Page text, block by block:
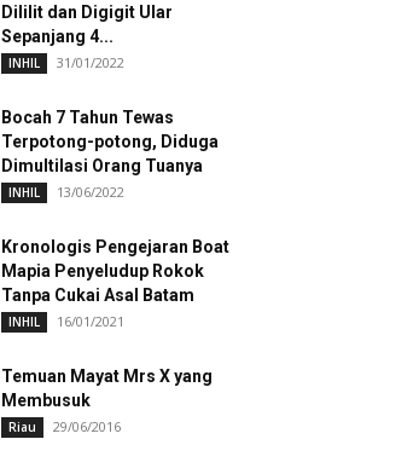
Dililit dan Digigit Ular
Sepanjang 4...
INHIL 31/01/2022
Bocah 7 Tahun Tewas
Terpotong-potong, Diduga
Dimultilasi Orang Tuanya
INHIL 13/06/2022
Kronologis Pengejaran Boat
Mapia Penyeludup Rokok
Tanpa Cukai Asal Batam
INHIL 16/01/2021
Temuan Mayat Mrs X yang
Membusuk
Riau 29/06/2016